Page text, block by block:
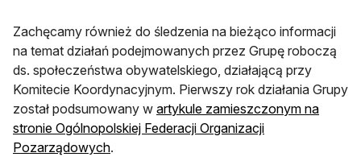
Zachęcamy również do śledzenia na bieżąco informacji
na temat działań podejmowanych przez Grupę roboczą
ds. społeczeństwa obywatelskiego, działającą przy
Komitecie Koordynacyjnym. Pierwszy rok działania Grupy
został podsumowany w artykule zamieszczonym na
stronie Ogólnopolskiej Federacji Organizacji
Pozarządowych.